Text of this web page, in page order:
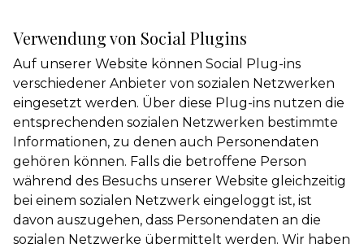
Verwendung von Social Plugins
Auf unserer Website können Social Plug-ins
verschiedener Anbieter von sozialen Netzwerken
eingesetzt werden. Über diese Plug-ins nutzen die
entsprechenden sozialen Netzwerken bestimmte
Informationen, zu denen auch Personendaten
gehören können. Falls die betroffene Person
während des Besuchs unserer Website gleichzeitig
bei einem sozialen Netzwerk eingeloggt ist, ist
davon auszugehen, dass Personendaten an die
sozialen Netzwerke übermittelt werden. Wir haben